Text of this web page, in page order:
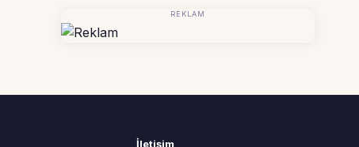
REKLAM
İletişim